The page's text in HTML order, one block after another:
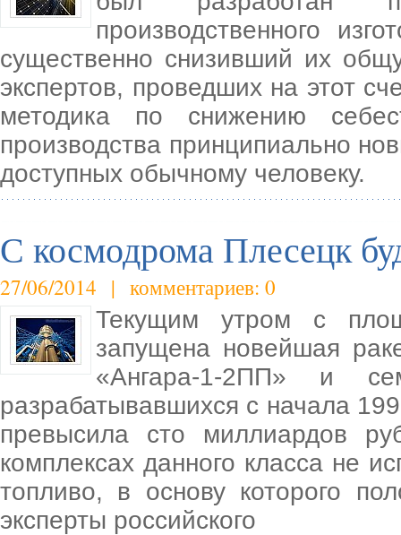
производственного
существенно снизивший их
экспертов, проведших на этот
методика по снижению
производства принципиально
доступных обычному человеку.
С космодрома Плесецк
27/06/2014 | комментариев: 0
Текущим утром с
запущена новейшая
«Ангара-1-2ПП» и
разрабатывавшихся с начала
превысила сто миллиардов
комплексах данного класса не
топливо, в основу которого
эксперты российского